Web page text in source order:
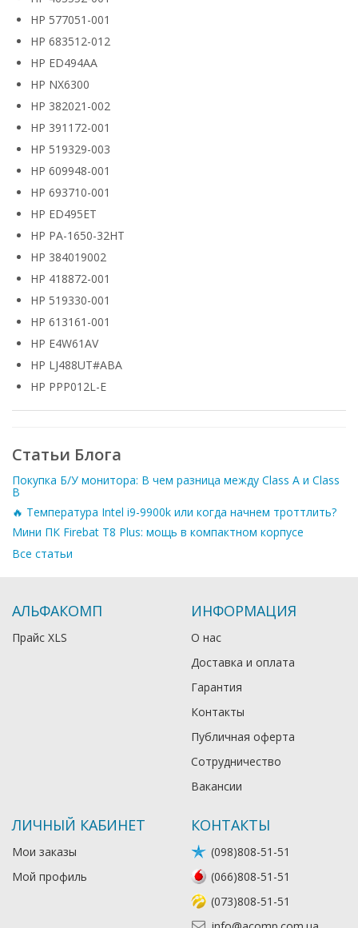
HP 577051-001
HP 683512-012
HP ED494AA
HP NX6300
HP 382021-002
HP 391172-001
HP 519329-003
HP 609948-001
HP 693710-001
HP ED495ET
HP PA-1650-32HT
HP 384019002
HP 418872-001
HP 519330-001
HP 613161-001
HP E4W61AV
HP LJ488UT#ABA
HP PPP012L-E
Статьи Блога
Покупка Б/У монитора: В чем разница между Class A и Class
B
🔥 Температура Intel i9-9900k или когда начнем троттлить?
Мини ПК Firebat T8 Plus: мощь в компактном корпусе
Все статьи
АЛЬФАКОМП
Прайс XLS
ИНФОРМАЦИЯ
О нас
Доставка и оплата
Гарантия
Контакты
Публичная оферта
Сотрудничество
Вакансии
ЛИЧНЫЙ КАБИНЕТ
Мои заказы
Мой профиль
КОНТАКТЫ
(098)808-51-51
(066)808-51-51
(073)808-51-51